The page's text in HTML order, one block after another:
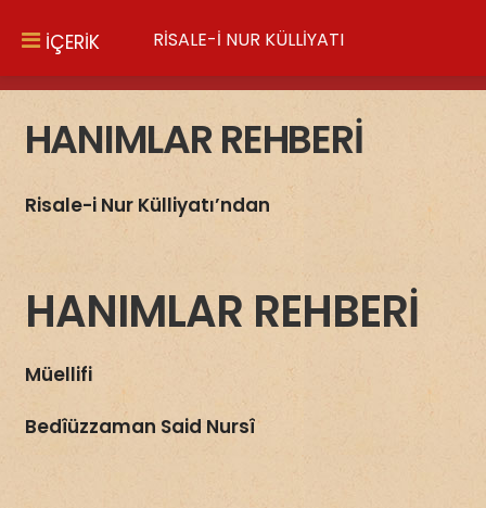
HANIMLAR REHBERİ
Risale-i Nur Külliyatı’ndan
HANIMLAR REHBERİ
Müellifi
Bedîüzzaman Said Nursî
İÇERİK RİSALE-İ NUR KÜLLİYATI